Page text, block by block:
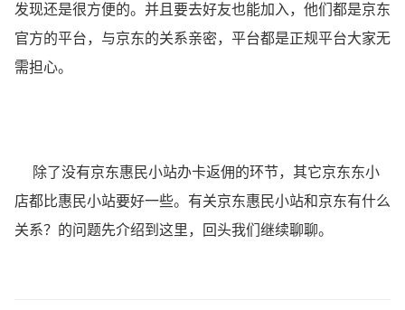
发现还是很方便的。并且要去好友也能加入，他们都是京东
官方的平台，与京东的关系亲密，平台都是正规平台大家无
需担心。
除了没有京东惠民小站办卡返佣的环节，其它京东东小
店都比惠民小站要好一些。有关京东惠民小站和京东有什么
关系？的问题先介绍到这里，回头我们继续聊聊。